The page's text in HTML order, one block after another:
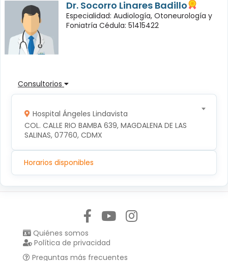
Dr. Socorro Linares Badillo
Especialidad: Audiología, Otoneurología y
Foniatría Cédula: 51415422
Consultorios
Hospital Ángeles Lindavista
COL. CALLE RIO BAMBA 639, MAGDALENA DE LAS
SALINAS, 07760, CDMX
Horarios disponibles
Quiénes somos
Política de privacidad
Preguntas más frecuentes